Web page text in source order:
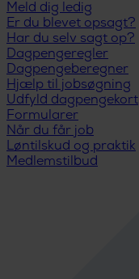
Meld dig ledig
Er du blevet opsagt?
Har du selv sagt op?
Dagpengeregler
Dagpengeberegner
Hjælp til jobsøgning
Udfyld dagpengekort
Formularer
Når du får job
Løntilskud og praktik
Medlemstilbud